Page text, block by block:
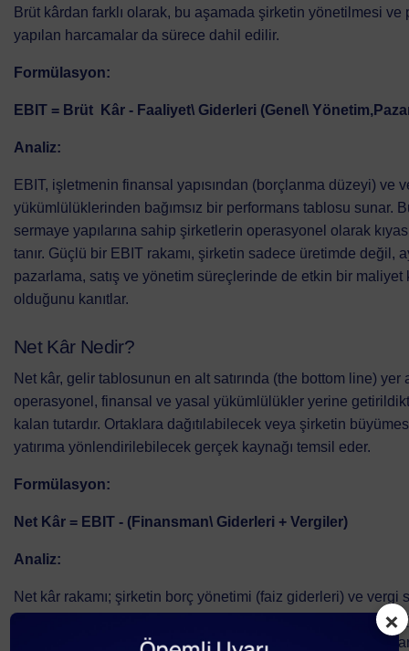
×
Brüt kârdan farklı olarak, bu aşamada şirketin yönetilmesi ve
yapılan harcamalar da sürece dahil edilir.
Formülasyon:
EBIT = Brüt Kâr - Faaliyet\ Giderleri (Genel\
Analiz:
EBIT, işletmenin finansal yapısından (borçlanma düzeyi) ve
yükümlülüklerinden bağımsız bir performans tablosu sunar.
sermaye yapılarına sahip şirketlerin operasyonel olarak
tanır. Güçlü bir EBIT rakamı, şirketin sadece üretimde değil,
pazarlama, satış ve yönetim süreçlerinde de etkin bir
olduğunu kanıtlar.
Net Kâr Nedir?
Net kâr, gelir tablosunun en alt satırında (the bottom line) yer
operasyonel, finansal ve yasal yükümlülükler yerine
kalan tutardır. Ortaklara dağıtılabilecek veya şirketin
yatırıma yönlendirilebilecek gerçek kaynağı temsil eder.
Formülasyon:
Net Kâr = EBIT - (Finansman\ Giderleri + Vergiler)
Analiz:
Net kâr rakamı; şirketin borç yönetimi (faiz giderleri) ve vergi
bilgi verir. Bir şirketin operasyonel olarak çok başarılı olması
finansman modelleri veya aşırı borçlanma nedeniyle net